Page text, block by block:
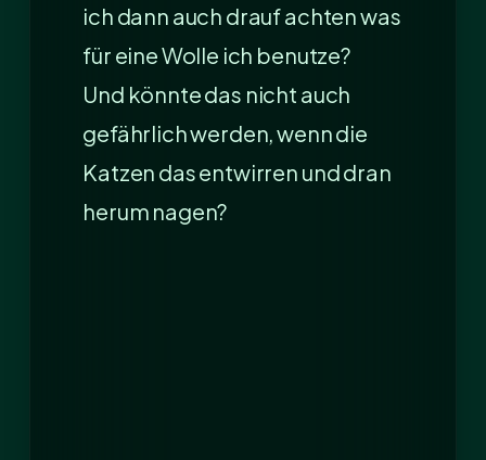
ich dann auch drauf achten was
für eine Wolle ich benutze?
Und könnte das nicht auch
gefährlich werden, wenn die
Katzen das entwirren und dran
herum nagen?